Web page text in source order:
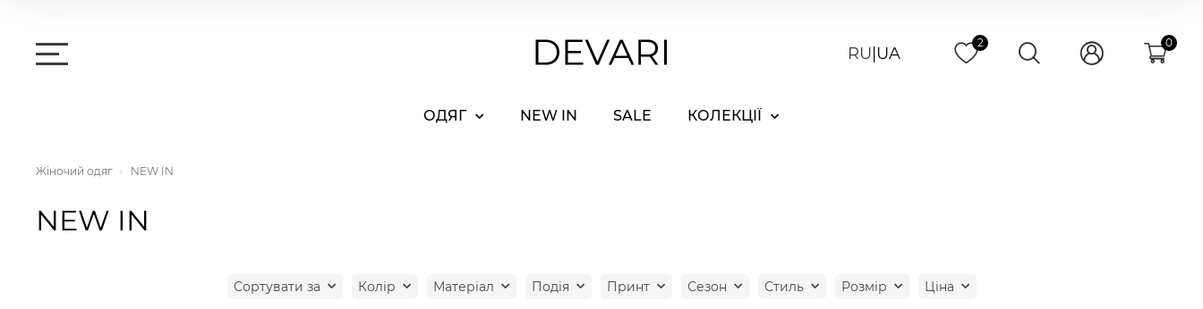
RU UA
2 0
ОДЯГ NEW IN SALE КОЛЕКЦІЇ
Жіночий одяг NEW IN
NEW IN
Сортувати за Колiр Матеріал Подія Принт Сезон Стиль Розмір Ціна